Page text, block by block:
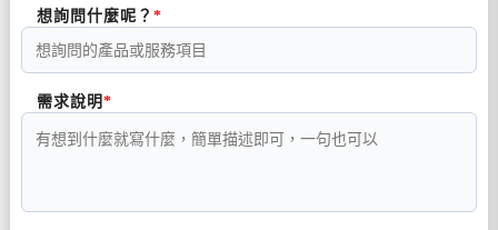
想詢問什麼呢？
需求說明